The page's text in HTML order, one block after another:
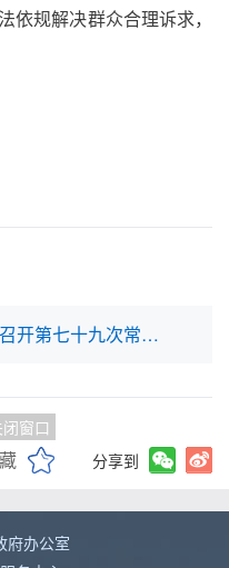
依规解决群众合理诉求，
图解：十七届县人民政府召开第七十九次常务会议
窗口
分享到
府办公室